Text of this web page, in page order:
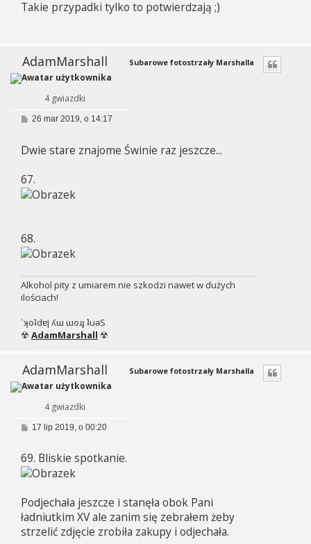
t
Takie przypadki tylko to potwierdzają ;)
AdamMarshall
4 gwiazdki
Subarowe fotostrzały Marshalla
P
t
26 mar 2019, o 14:17
Dwie stare znajome Świnie raz jeszcze...
67.
68.
Alkohol pity z umiarem nie szkodzi nawet w dużych
ilościach!
˙ʞoʇdɐן ʎɯ ɯoɹɟ ʇuǝS
☢ AdamMarshall ☢
AdamMarshall
4 gwiazdki
Subarowe fotostrzały Marshalla
P
t
17 lip 2019, o 00:20
69. Bliskie spotkanie.
Podjechała jeszcze i stanęła obok Pani
ładniutkim XV ale zanim się zebrałem żeby
strzelić zdjęcie zrobiła zakupy i odjechała.